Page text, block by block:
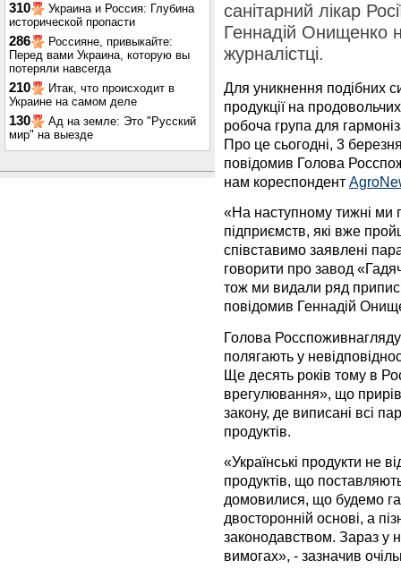
310
Украина и Россия: Глубина
исторической пропасти
286
Россияне, привыкайте:
Перед вами Украина, которую вы
потеряли навсегда
210
Итак, что происходит в
Украине на самом деле
130
Ад на земле: Это "Русский
мир" на выезде
санітарний лікар
Геннадій Онищенко
журналістці.
Для уникнення подібних
продукції на
робоча група для
Про це сьогодні, 3
повідомив Голова
нам кореспондент
«На наступному тижні ми
підприємств, які вже
співставимо заявлені
говорити про завод
тож ми видали ряд
повідомив Геннадій
Голова
полягають у
Ще десять років тому в
врегулювання», що
закону, де виписані всі
продуктів.
«Українські продукти не
продуктів, що
домовилися, що будемо
двосторонній основі, а
законодавством. Зараз у
вимогах», - зазначив